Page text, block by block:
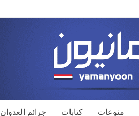
منوعات كتابات جرائم العدوان